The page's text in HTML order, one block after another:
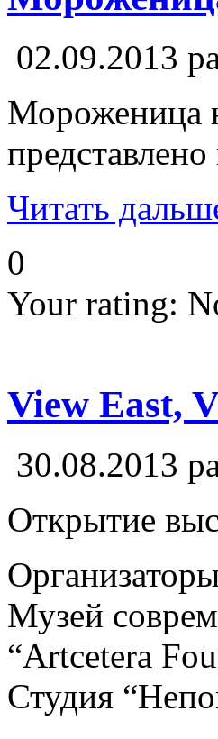
02.09.2013
Мороженица
Читать
0
Your rating:
View East,
30.08.2013
Открытие
Музей
“Artcetera
Студия